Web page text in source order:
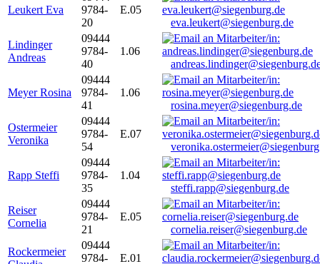
Leukert Eva
9784-
20
E.05
eva.leukert@siegenburg.de
Lindinger
Andreas
09444
9784-
40
1.06
Meyer Rosina
09444
9784-
41
1.06
rosina.meyer@siegenburg.de
Ostermeier
Veronika
09444
9784-
54
E.07
Rapp Steffi
09444
9784-
35
1.04
steffi.rapp@siegenburg.de
Reiser
Cornelia
09444
9784-
21
E.05
cornelia.reiser@siegenburg.de
Rockermeier
09444
9784-
E.01